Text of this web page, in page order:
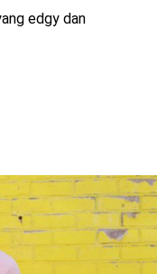
edgy dan